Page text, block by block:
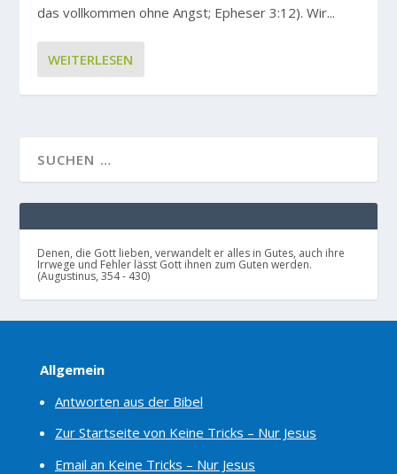
das vollkommen ohne Angst; Epheser 3:12). Wir...
WEITERLESEN
Denen, die Gott lieben, verwandelt er alles in Gutes, auch ihre
Irrwege und Fehler lässt Gott ihnen zum Guten werden.
(Augustinus, 354 - 430)
Allgemein
Antworten aus der Bibel
Zur Startseite von Keine Tricks – Nur Jesus
Email an Keine Tricks – Nur Jesus